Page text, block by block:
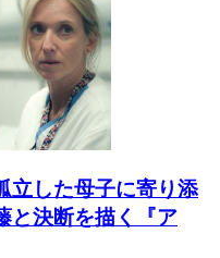
立した母子に寄り添
と決断を描く『ア